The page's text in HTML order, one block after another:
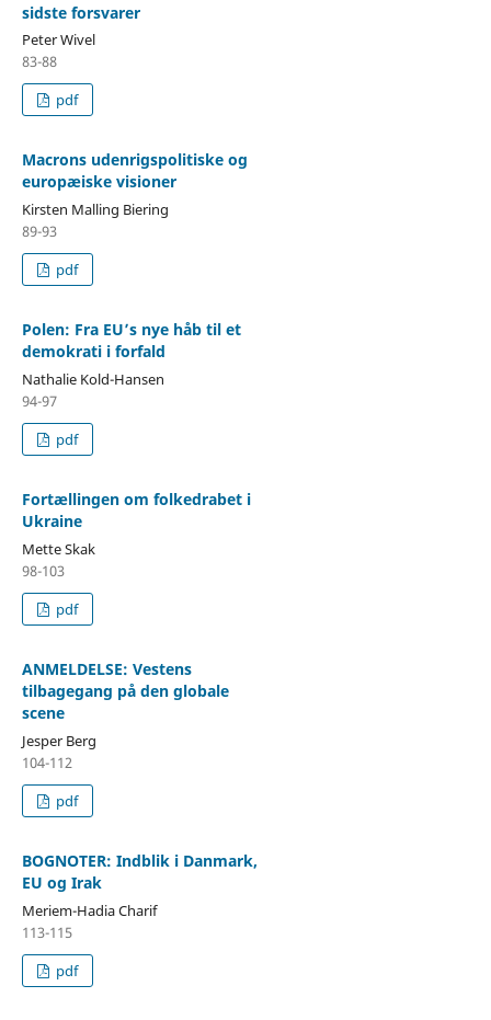
sidste forsvarer
Peter Wivel
83-88
pdf
Macrons udenrigspolitiske og
europæiske visioner
Kirsten Malling Biering
89-93
pdf
Polen: Fra EU’s nye håb til et
demokrati i forfald
Nathalie Kold-Hansen
94-97
pdf
Fortællingen om folkedrabet i
Ukraine
Mette Skak
98-103
pdf
ANMELDELSE: Vestens
tilbagegang på den globale
scene
Jesper Berg
104-112
pdf
BOGNOTER: Indblik i Danmark,
EU og Irak
Meriem-Hadia Charif
113-115
pdf